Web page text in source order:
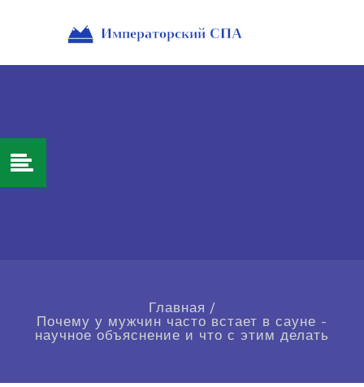
Главная /
Почему у мужчин часто встает в сауне -
научное объяснение и что с этим делать